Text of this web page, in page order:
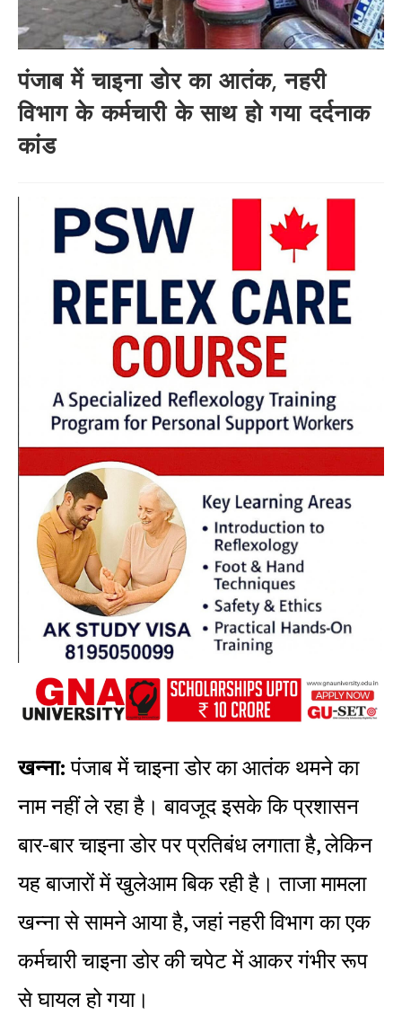
पंजाब में चाइना डोर का आतंक, नहरी
विभाग के कर्मचारी के साथ हो गया दर्दनाक
कांड
खन्ना:पंजाब में चाइना डोर का आतंक थमने का
नाम नहीं ले रहा है। बावजूद इसके कि प्रशासन
बार-बार चाइना डोर पर प्रतिबंध लगाता है, लेकिन
यह बाजारों में खुलेआम बिक रही है। ताजा मामला
खन्ना से सामने आया है, जहां नहरी विभाग का एक
कर्मचारी चाइना डोर की चपेट में आकर गंभीर रूप
से घायल हो गया।